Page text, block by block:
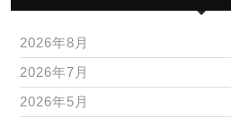
2026年8月
2026年7月
2026年5月